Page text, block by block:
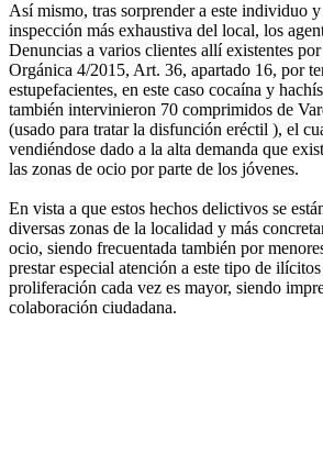
Así mismo, tras sorprender a este individuo
inspección más exhaustiva del local, los
Denuncias a varios clientes allí existentes
Orgánica 4/2015, Art. 36, apartado 16, por
estupefacientes, en este caso cocaína y
también intervinieron 70 comprimidos de
(usado para tratar la disfunción eréctil ), el
vendiéndose dado a la alta demanda que
las zonas de ocio por parte de los jóvenes.
En vista a que estos hechos delictivos se
diversas zonas de la localidad y más
ocio, siendo frecuentada también por
prestar especial atención a este tipo de
proliferación cada vez es mayor, siendo
colaboración ciudadana.